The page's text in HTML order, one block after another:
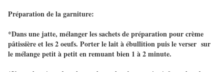
Préparation de la garniture:
*Dans une jatte, mélanger les sachets de préparation pour crème
pâtissière et les 2 oeufs. Porter le lait à ébullition puis le verser sur
le mélange petit à petit en remuant bien 1 à 2 minute.